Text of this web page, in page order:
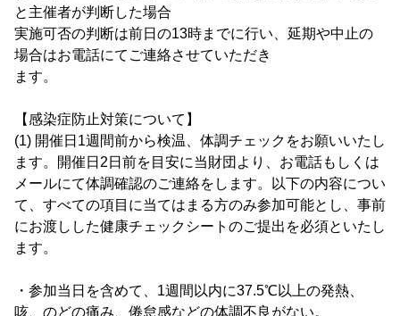
と主催者が判断した場合
実施可否の判断は前日の13時までに行い、延期や中止の
場合はお電話にてご連絡させていただき
ます。
【感染症防止対策について】
(1) 開催日1週間前から検温、体調チェックをお願いいたし
ます。開催日2日前を目安に当財団より、お電話もしくは
メールにて体調確認のご連絡をします。以下の内容につい
て、すべての項目に当てはまる方のみ参加可能とし、事前
にお渡しした健康チェックシートのご提出を必須といたし
ます。
・参加当日を含めて、1週間以内に37.5℃以上の発熱、
咳、のどの痛み、倦怠感などの体調不良がない。